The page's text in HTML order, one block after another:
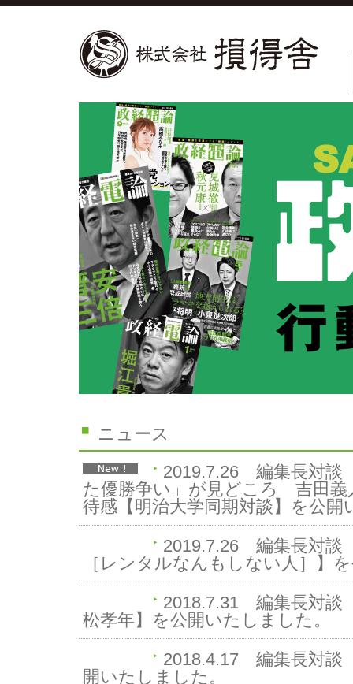
ニュース
2019.7.26 編集長対
た優勝争い」が見どころ 吉田義
待感【明治大学同期対談】を公開
2019.7.26 編集長対談
［レンタルなんもしない人］】
2018.7.31 編集長対談
松孝年】を公開いたしました。
2018.4.17 編集長対談
開いたしました。